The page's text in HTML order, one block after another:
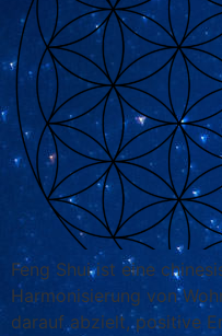
Feng Shui ist eine
Harmonisierung von
darauf abzielt, positive